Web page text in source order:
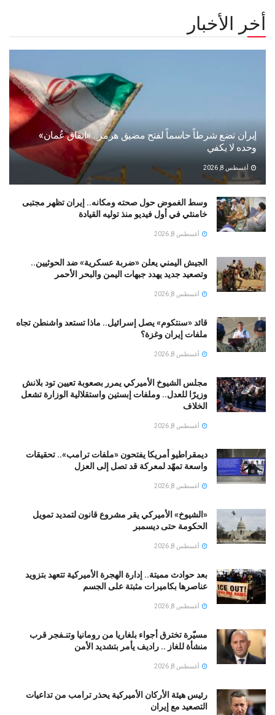
أخر الأخبار
إيران تضع شرطاً حاسماً لفتح مضيق هرمز.. «اتفاق عُمان»
وحده لا يكفي
أغسطس 8, 2026
وسط الغموض حول صحته ومكانه.. إيران تظهر مجتبى
خامنئي في أول فيديو منذ توليه القيادة
أغسطس 8, 2026
الجيش اليمني يعلن «ضربة عسكرية» ضد الحوثيين..
وتصعيد جديد يهدد جبهات اليمن والبحر الأحمر
أغسطس 8, 2026
قائد «سنتكوم» يصل إسرائيل.. ماذا تستعد واشنطن تجاه
ملفات إيران وغزة؟
أغسطس 8, 2026
مجلس الشيوخ الأميركي يمرر بصعوبة تعيين تود بلانش
وزيرًا للعدل.. وملفات إبستين واستقلالية الوزارة تشعل
الخلاف
أغسطس 8, 2026
ديمقراطيو أمريكا يفتحون «ملفات ترامب».. تحقيقات
واسعة تمهّد لمعركة قد تصل إلى العزل
أغسطس 8, 2026
«الشيوخ» الأميركي يقر مشروع قانون لتمديد تمويل
الحكومة حتى ديسمبر
أغسطس 8, 2026
بعد حوادث مميتة.. إدارة الهجرة الأميركية تتعهد بتزويد
عناصرها بكاميرات مثبتة على الجسم
أغسطس 8, 2026
مسيّرة تخترق أجواء بلغاريا من رومانيا وتنـفجر قرب
منشأة للغاز .. راديف يأمر بتشديد الأمن
أغسطس 8, 2026
رئيس هيئة الأركان الأميركية يحذر ترامب من تداعيات
التصعيد مع إيران